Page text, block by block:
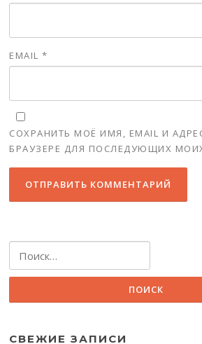
EMAIL*
СОХРАНИТЬ МОЁ ИМЯ, EMAIL И
БРАУЗЕРЕ ДЛЯ ПОСЛЕДУЮЩИХ
СВЕЖИЕ ЗАПИСИ